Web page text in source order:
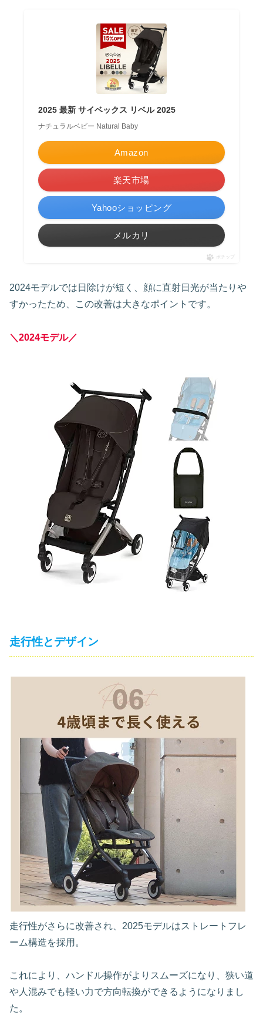
2025 最新 サイベックス リベル 2025
ナチュラルベビー Natural Baby
Amazon
楽天市場
Yahooショッピング
メルカリ
ポチップ
2024モデルでは日除けが短く、顔に直射日光が当たりや
すかったため、この改善は大きなポイントです。
＼2024モデル／
走行性とデザイン
走行性がさらに改善され、2025モデルはストレートフレ
ーム構造を採用。
これにより、ハンドル操作がよりスムーズになり、狭い道
や人混みでも軽い力で方向転換ができるようになりまし
た。